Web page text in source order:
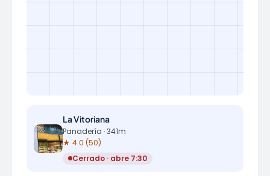
La Vitoriana
Panadería · 341m
★ 4.0 (50)
Cerrado · abre 7:30